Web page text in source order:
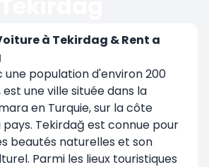
à Tekirdag & Rent a
une population d'environ 200
une ville située dans la
en Turquie, sur la côte
Tekirdağ est connue pour
beautés naturelles et son
Parmi les lieux touristiques